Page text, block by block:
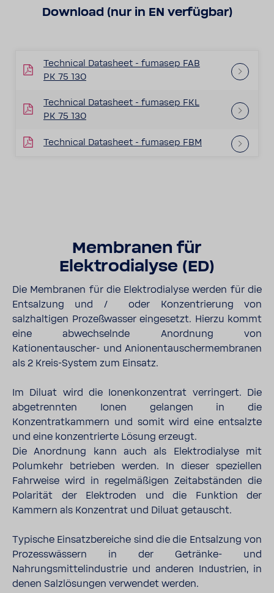
Download (nur in EN verfügbar)
Technical Datasheet - fumasep FAB
PK 75 130
Technical Datasheet - fumasep FKL
PK 75 130
Technical Datasheet - fumasep FBM
Membranen für
Elektrodialyse (ED)
Die Membranen für die Elektrodialyse werden für die
Entsalzung und / oder Konzentrierung von
salzhaltigen Prozeßwasser eingesetzt. Hierzu kommt
eine abwechselnde Anordnung von
Kationentauscher- und Anionentauschermembranen
als 2 Kreis-System zum Einsatz.
Im Diluat wird die Ionenkonzentrat verringert. Die
abgetrennten Ionen gelangen in die
Konzentratkammern und somit wird eine entsalzte
und eine konzentrierte Lösung erzeugt.
Die Anordnung kann auch als Elektrodialyse mit
Polumkehr betrieben werden. In dieser speziellen
Fahrweise wird in regelmäßigen Zeitabständen die
Polarität der Elektroden und die Funktion der
Kammern als Konzentrat und Diluat getauscht.
Typische Einsatzbereiche sind die die Entsalzung von
Prozesswässern in der Getränke- und
Nahrungsmittelindustrie und anderen Industrien, in
denen Salzlösungen verwendet werden.